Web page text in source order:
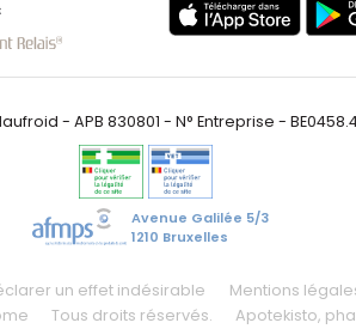
- APB 830801 - N° Entreprise -
Avenue Galilée 5/3
1210 Bruxelles
un effet indésirable Mentions
Tous droits réservés. Apotekisto,